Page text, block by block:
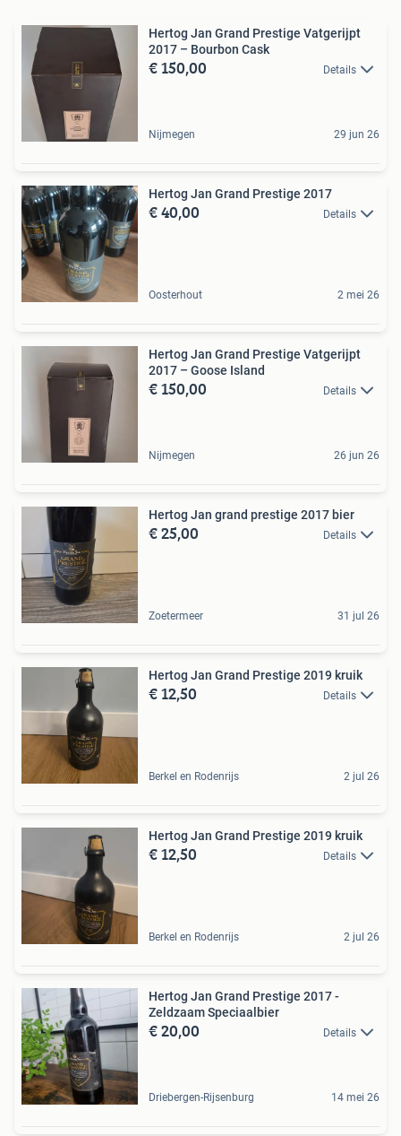
Hertog Jan Grand Prestige Vatgerijpt
2017 – Bourbon Cask
€ 150,00 Details
Nijmegen 29 jun 26
Hertog Jan Grand Prestige 2017
€ 40,00 Details
Oosterhout 2 mei 26
Hertog Jan Grand Prestige Vatgerijpt
2017 – Goose Island
€ 150,00 Details
Nijmegen 26 jun 26
Hertog Jan grand prestige 2017 bier
€ 25,00 Details
Zoetermeer 31 jul 26
Hertog Jan Grand Prestige 2019 kruik
€ 12,50 Details
Berkel en Rodenrijs 2 jul 26
Hertog Jan Grand Prestige 2019 kruik
€ 12,50 Details
Berkel en Rodenrijs 2 jul 26
Hertog Jan Grand Prestige 2017 -
Zeldzaam Speciaalbier
€ 20,00 Details
Driebergen-Rijsenburg 14 mei 26